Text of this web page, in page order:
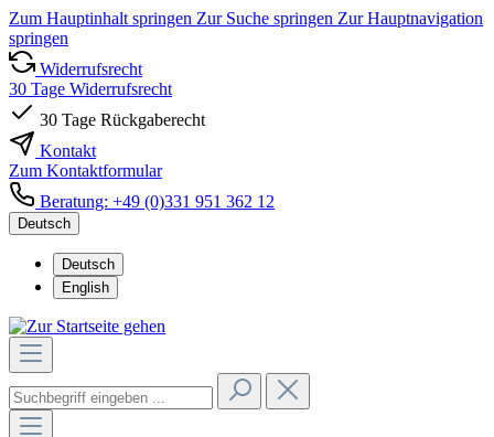
Zum Hauptinhalt springen Zur Suche springen Zur Hauptnavigation
springen
Widerrufsrecht
30 Tage Widerrufsrecht
30 Tage Rückgaberecht
Kontakt
Zum Kontaktformular
Beratung: +49 (0)331 951 362 12
Deutsch
Deutsch
English